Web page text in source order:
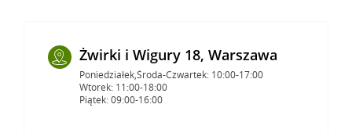
Żwirki i Wigury 18, Warszawa
Poniedziałek,Środa-Czwartek: 10:00-17:00
Wtorek: 11:00-18:00
Piątek: 09:00-16:00